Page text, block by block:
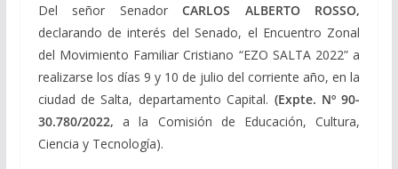
Del señor SenadorCARLOS ALBERTO ROSSO,
declarando de interés del Senado, el Encuentro Zonal
del Movimiento Familiar Cristiano “EZO SALTA 2022” a
realizarse los días 9 y 10 de julio del corriente año, en la
ciudad de Salta, departamento Capital. (Expte. Nº 90-
30.780/2022, a la Comisión de Educación, Cultura,
Ciencia y Tecnología).